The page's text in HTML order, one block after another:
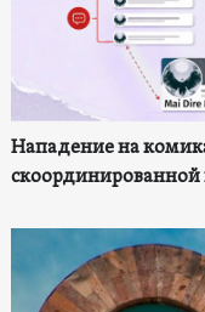
Нападение на